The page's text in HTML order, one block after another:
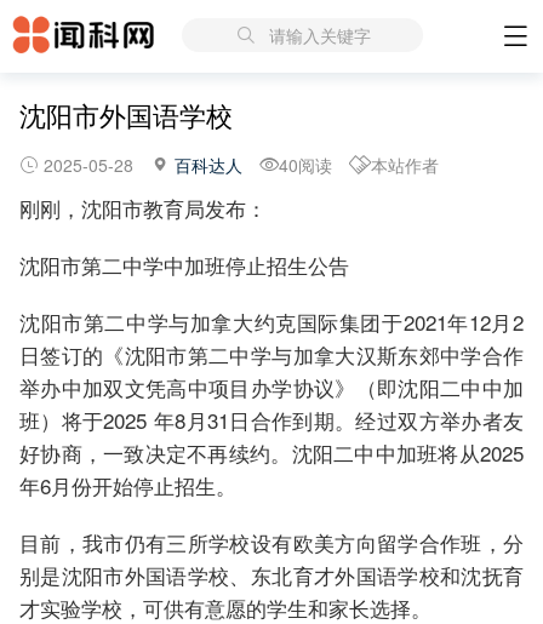
请输入关键字
沈阳市外国语学校
2025-05-28 百科达人 40阅读 本站作者
刚刚，沈阳市教育局发布：
沈阳市第二中学中加班停止招生公告
沈阳市第二中学与加拿大约克国际集团于2021年12月2
日签订的《沈阳市第二中学与加拿大汉斯东郊中学合作
举办中加双文凭高中项目办学协议》（即沈阳二中中加
班）将于2025 年8月31日合作到期。经过双方举办者友
好协商，一致决定不再续约。沈阳二中中加班将从2025
年6月份开始停止招生。
目前，我市仍有三所学校设有欧美方向留学合作班，分
别是沈阳市外国语学校、东北育才外国语学校和沈抚育
才实验学校，可供有意愿的学生和家长选择。